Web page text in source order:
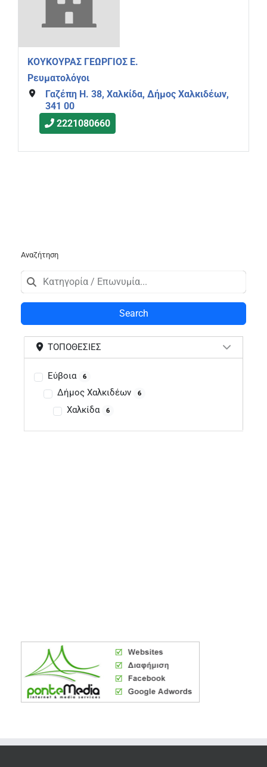
ΚΟΥΚΟΥΡΑΣ ΓΕΩΡΓΙΟΣ Ε.
Ρευματολόγοι
Γαζέπη Η. 38, Χαλκίδα, Δήμος Χαλκιδέων,
341 00
2221080660
Αναζήτηση
Search
ΤΟΠΟΘΕΣΊΕΣ
Εύβοια 6
Δήμος Χαλκιδέων 6
Χαλκίδα 6